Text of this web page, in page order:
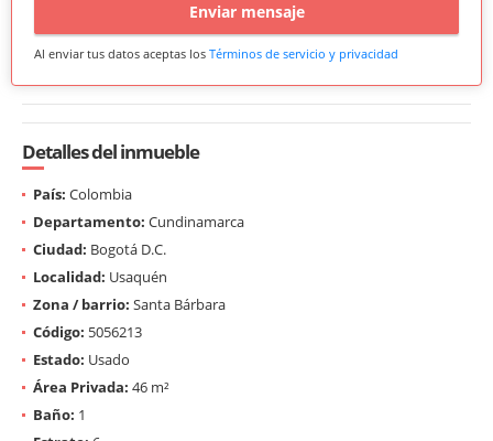
Enviar mensaje
Al enviar tus datos aceptas los Términos de servicio y privacidad
Detalles del inmueble
País: Colombia
Departamento: Cundinamarca
Ciudad: Bogotá D.C.
Localidad: Usaquén
Zona / barrio: Santa Bárbara
Código: 5056213
Estado: Usado
Área Privada: 46 m²
Baño: 1